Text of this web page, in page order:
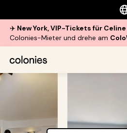
✈️ New York, VIP-Tickets für Celine
Colonies-Mieter und drehe am